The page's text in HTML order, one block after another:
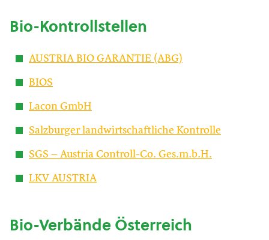
Bio-Kontrollstellen
AUSTRIA BIO GARANTIE (ABG)
BIOS
Lacon GmbH
Salzburger landwirtschaftliche Kontrolle
SGS – Austria Controll-Co. Ges.m.b.H.
LKV AUSTRIA
Bio-Verbände Österreich